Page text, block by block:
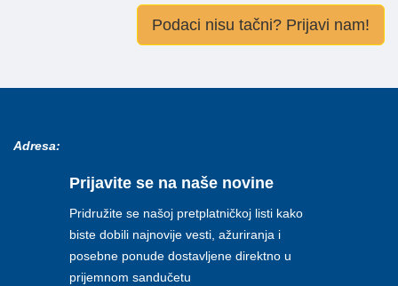
Podaci nisu tačni? Prijavi nam!
Adresa:
Prijavite se na naše novine
Pridružite se našoj pretplatničkoj listi kako
biste dobili najnovije vesti, ažuriranja i
posebne ponude dostavljene direktno u
prijemnom sandučetu